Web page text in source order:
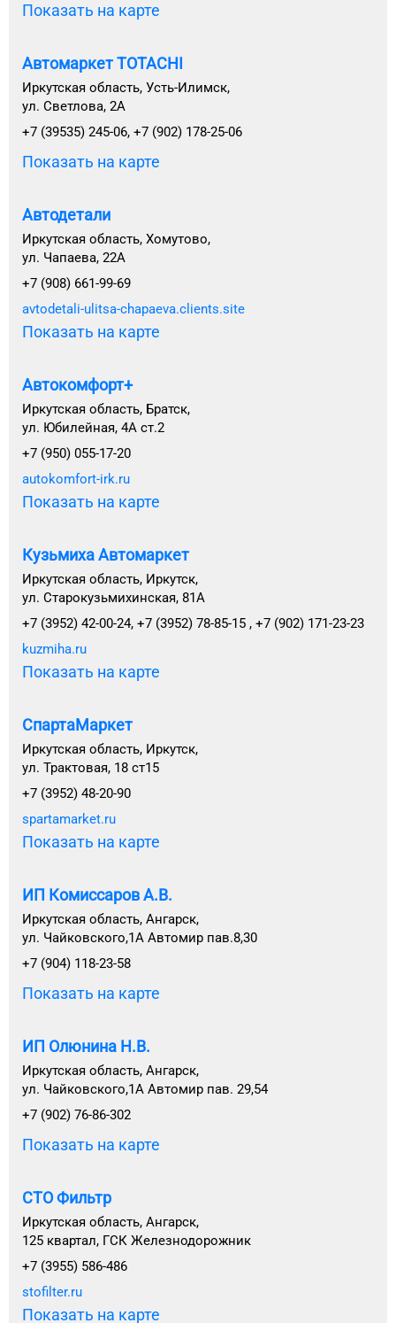
Показать на карте
Автомаркет TOTACHI
Иркутская область, Усть-Илимск,
ул. Светлова, 2А
+7 (39535) 245-06, +7 (902) 178-25-06
Показать на карте
Автодетали
Иркутская область, Хомутово,
ул. Чапаева, 22А
+7 (908) 661-99-69
avtodetali-ulitsa-chapaeva.clients.site
Показать на карте
Автокомфорт+
Иркутская область, Братск,
ул. Юбилейная, 4А ст.2
+7 (950) 055-17-20
autokomfort-irk.ru
Показать на карте
Кузьмиха Автомаркет
Иркутская область, Иркутск,
ул. Старокузьмихинская, 81А
+7 (3952) 42-00-24, +7 (3952) 78-85-15 , +7 (902) 171-23-23
kuzmiha.ru
Показать на карте
СпартаМаркет
Иркутская область, Иркутск,
ул. Трактовая, 18 ст15
+7 (3952) 48-20-90
spartamarket.ru
Показать на карте
ИП Комиссаров А.В.
Иркутская область, Ангарск,
ул. Чайковского,1А Автомир пав.8,30
+7 (904) 118-23-58
Показать на карте
ИП Олюнина Н.В.
Иркутская область, Ангарск,
ул. Чайковского,1А Автомир пав. 29,54
+7 (902) 76-86-302
Показать на карте
СТО Фильтр
Иркутская область, Ангарск,
125 квартал, ГСК Железнодорожник
+7 (3955) 586-486
stofilter.ru
Показать на карте